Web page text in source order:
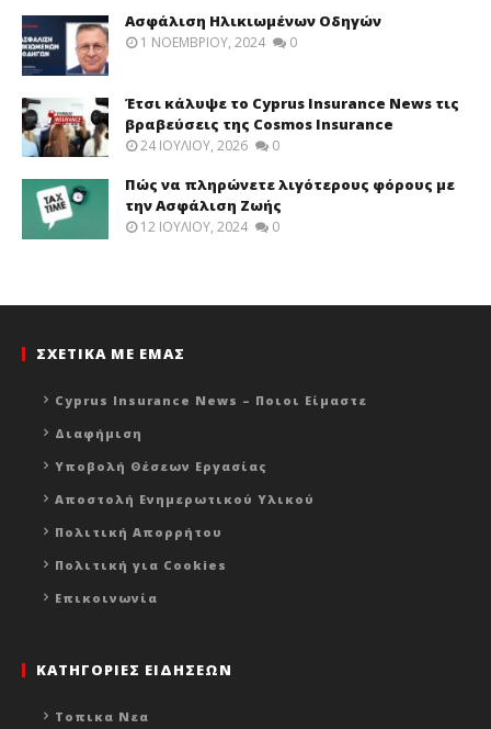
Ασφάλιση Ηλικιωμένων Οδηγών
1 ΝΟΕΜΒΡΊΟΥ, 2024 0
Έτσι κάλυψε το Cyprus Insurance News τις
βραβεύσεις της Cosmos Insurance
24 ΙΟΥΛΊΟΥ, 2026 0
Πώς να πληρώνετε λιγότερους φόρους με
την Ασφάλιση Ζωής
12 ΙΟΥΛΊΟΥ, 2024 0
ΣΧΕΤΙΚΑ ΜΕ ΕΜΑΣ
Cyprus Insurance News – Ποιοι Είμαστε
Διαφήμιση
Υποβολή Θέσεων Εργασίας
Αποστολή Ενημερωτικού Υλικού
Πολιτική Απορρήτου
Πολιτική για Cookies
Επικοινωνία
ΚΑΤΗΓΟΡΙΕΣ ΕΙΔΗΣΕΩΝ
Τοπικα Νεα